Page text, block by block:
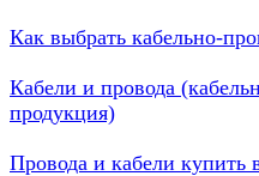
Как выбрать кабельно-
Кабели и провода
продукция)
Провода и кабели купить